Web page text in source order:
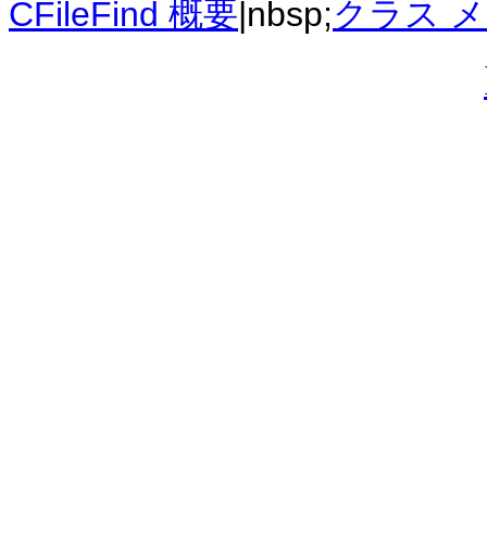
CFileFind 概要|nbsp;クラス